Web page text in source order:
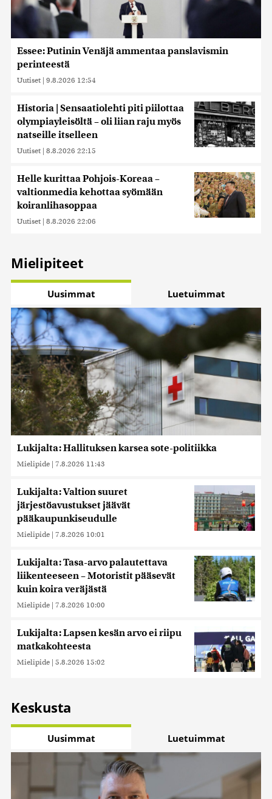
Essee: Putinin Venäjä ammentaa panslavismin
perinteestä
Uutiset | 9.8.2026 12:54
Historia | Sensaatiolehti piti piilottaa
olympiayleisöltä – oli liian raju myös
natseille itselleen
Uutiset | 8.8.2026 22:15
Helle kurittaa Pohjois-Koreaa –
valtionmedia kehottaa syömään
koiranlihasoppaa
Uutiset | 8.8.2026 22:06
Mielipiteet
Uusimmat Luetuimmat
Lukijalta: Hallituksen karsea sote-politiikka
Mielipide | 7.8.2026 11:43
Lukijalta: Valtion suuret
järjestöavustukset jäävät
pääkaupunkiseudulle
Mielipide | 7.8.2026 10:01
Lukijalta: Tasa-arvo palautettava
liikenteeseen – Motoristit pääsevät
kuin koira veräjästä
Mielipide | 7.8.2026 10:00
Lukijalta: Lapsen kesän arvo ei riipu
matkakohteesta
Mielipide | 5.8.2026 15:02
Keskusta
Uusimmat Luetuimmat